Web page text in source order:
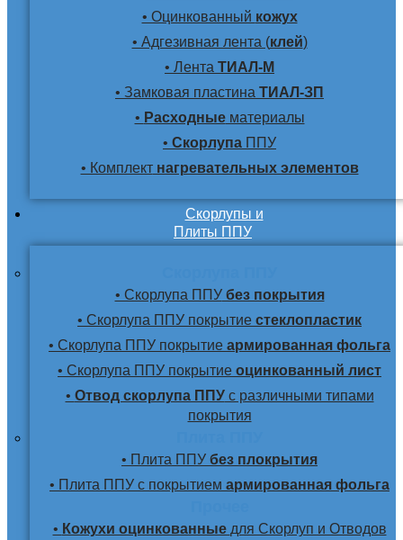
• Оцинкованный кожух
• Адгезивная лента (клей)
• Лента ТИАЛ-М
• Замковая пластина ТИАЛ-ЗП
• Расходныематериалы
• Скорлупа ППУ
• Комплектнагревательных элементов
Скорлупы и
Плиты ППУ
• Скорлупа ППУбез покрытия
• Скорлупа ППУ покрытие стеклопластик
• Скорлупа ППУ покрытие армированная фольга
• Скорлупа ППУ покрытие оцинкованный лист
• Отвод скорлупа ППУс различными типами
покрытия
• Плита ППУ без плокрытия
• Плита ППУ с покрытием армированная фольга
• Кожухи оцинкованные для Скорлуп и Отводов